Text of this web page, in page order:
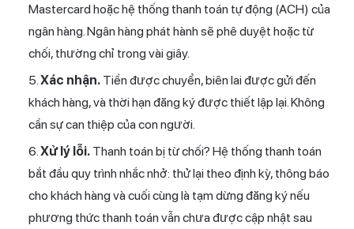
Mastercard hoặc hệ thống thanh toán tự động (ACH) của
ngân hàng. Ngân hàng phát hành sẽ phê duyệt hoặc từ
chối, thường chỉ trong vài giây.
Xác nhận. Tiền được chuyển, biên lai được gửi đến
khách hàng, và thời hạn đăng ký được thiết lập lại. Không
cần sự can thiệp của con người.
Xử lý lỗi. Thanh toán bị từ chối? Hệ thống thanh toán
bắt đầu quy trình nhắc nhở: thử lại theo định kỳ, thông báo
cho khách hàng và cuối cùng là tạm dừng đăng ký nếu
phương thức thanh toán vẫn chưa được cập nhật sau